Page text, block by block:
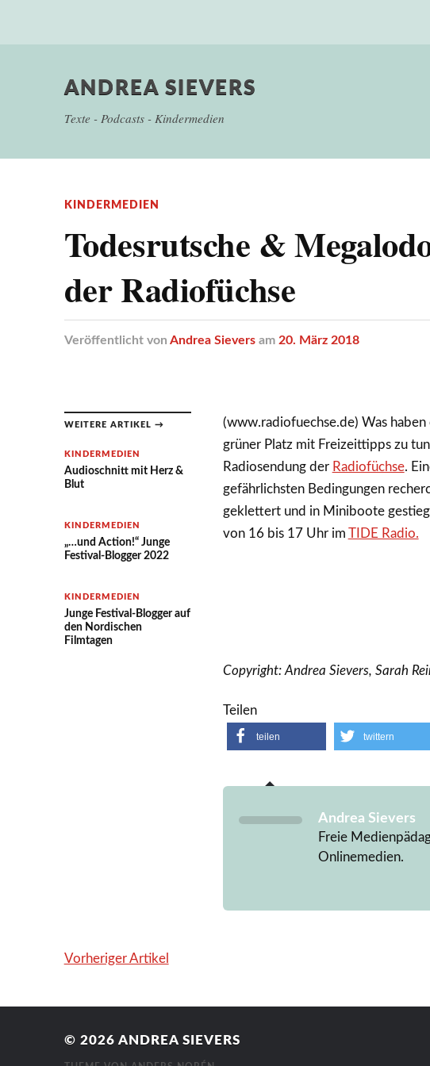
ANDREA SIEVERS
Texte - Podcasts - Kindermedien
KINDERMEDIEN
Todesrutsche &
der Radiofüchse
Veröffentlicht von Andrea Sievers am 20. März 2018
WEITERE ARTIKEL →
KINDERMEDIEN
Audioschnitt mit Herz &
Blut
KINDERMEDIEN
„…und Action!“ Junge
Festival-Blogger 2022
KINDERMEDIEN
Junge Festival-Blogger auf
den Nordischen
Filmtagen
(www.radiofuechse.de) Was
grüner Platz mit Freizeittipps zu
Radiosendung der Radiofüchse.
gefährlichsten Bedingungen
geklettert und in Miniboote
von 16 bis 17 Uhr im TIDE Radio.
Copyright: Andrea Sievers, Sarah
Teilen
teilen twittern
Andrea Sievers
Freie
Onlinemedien.
Vorheriger Artikel
© 2026 ANDREA SIEVERS